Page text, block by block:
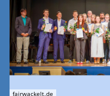
fairwackelt.de